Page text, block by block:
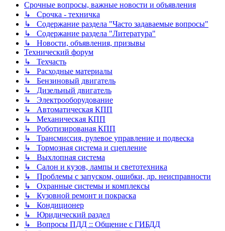
Срочные вопросы, важные новости и объявления
↳ Срочка - техничка
↳ Содержание раздела "Часто задаваемые вопросы"
↳ Содержание раздела "Литература"
↳ Новости, объявления, призывы
Технический форум
↳ Техчасть
↳ Расходные материалы
↳ Бензиновый двигатель
↳ Дизельный двигатель
↳ Электрооборудование
↳ Автоматическая КПП
↳ Механическая КПП
↳ Роботизированая КПП
↳ Трансмиссия, рулевое управление и подвеска
↳ Тормозная система и сцепление
↳ Выхлопная система
↳ Салон и кузов, лампы и светотехника
↳ Проблемы с запуском, ошибки, др. неисправности
↳ Охранные системы и комплексы
↳ Кузовной ремонт и покраска
↳ Кондиционер
↳ Юридический раздел
↳ Вопросы ПДД :: Общение с ГИБДД